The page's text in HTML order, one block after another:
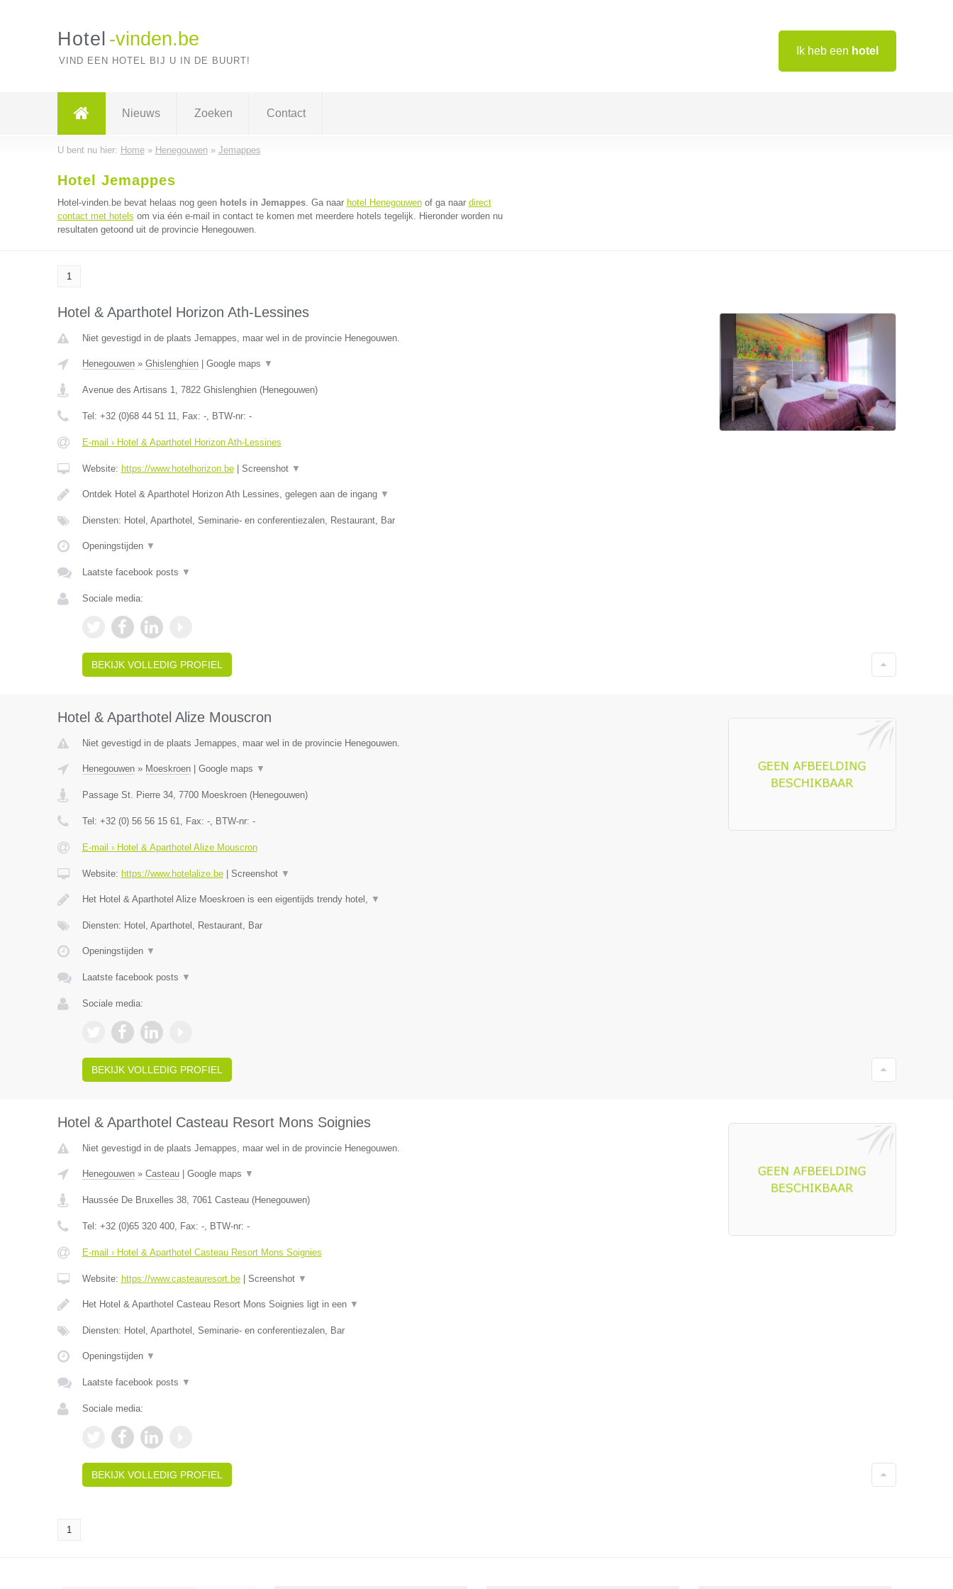
Ik heb een hotel
Hotel -vinden.be
VIND EEN HOTEL BIJ U IN DE BUURT!
Nieuws Zoeken Contact
U bent nu hier: Home» Henegouwen» Jemappes
Hotel Jemappes
Hotel-vinden.be bevat helaas nog geen hotels in Jemappes. Ga naar hotel Henegouwenof ga naar direct
contact met hotels om via één e-mail in contact te komen met meerdere hotels tegelijk. Hieronder worden nu
resultaten getoond uit de provincie Henegouwen.
1
Hotel & Aparthotel Horizon Ath-Lessines
Niet gevestigd in de plaats Jemappes, maar wel in de provincie Henegouwen.
Henegouwen» Ghislenghien| Google maps ▼
Avenue des Artisans 1, 7822 Ghislenghien(Henegouwen)
Tel: +32 (0)68 44 51 11, Fax: -, BTW-nr: -
E-mail › Hotel & Aparthotel Horizon Ath-Lessines
Website: https://www.hotelhorizon.be| Screenshot ▼
Ontdek Hotel & Aparthotel Horizon Ath Lessines, gelegen aan de ingang ▼
Diensten: Hotel, Aparthotel, Seminarie- en conferentiezalen, Restaurant, Bar
Openingstijden ▼
Laatste facebook posts ▼
Sociale media:
BEKIJK VOLLEDIG PROFIEL
Hotel & Aparthotel Alize Mouscron
Niet gevestigd in de plaats Jemappes, maar wel in de provincie Henegouwen.
Henegouwen» Moeskroen| Google maps ▼
Passage St. Pierre 34, 7700 Moeskroen(Henegouwen)
Tel: +32 (0) 56 56 15 61, Fax: -, BTW-nr: -
E-mail › Hotel & Aparthotel Alize Mouscron
Website: https://www.hotelalize.be| Screenshot ▼
Het Hotel & Aparthotel Alize Moeskroen is een eigentijds trendy hotel, ▼
Diensten: Hotel, Aparthotel, Restaurant, Bar
Openingstijden ▼
Laatste facebook posts ▼
Sociale media:
BEKIJK VOLLEDIG PROFIEL
Hotel & Aparthotel Casteau Resort Mons Soignies
Niet gevestigd in de plaats Jemappes, maar wel in de provincie Henegouwen.
Henegouwen» Casteau| Google maps ▼
Haussée De Bruxelles 38, 7061 Casteau(Henegouwen)
Tel: +32 (0)65 320 400, Fax: -, BTW-nr: -
E-mail › Hotel & Aparthotel Casteau Resort Mons Soignies
Website: https://www.casteauresort.be| Screenshot ▼
Het Hotel & Aparthotel Casteau Resort Mons Soignies ligt in een ▼
Diensten: Hotel, Aparthotel, Seminarie- en conferentiezalen, Bar
Openingstijden ▼
Laatste facebook posts ▼
Sociale media:
BEKIJK VOLLEDIG PROFIEL
1